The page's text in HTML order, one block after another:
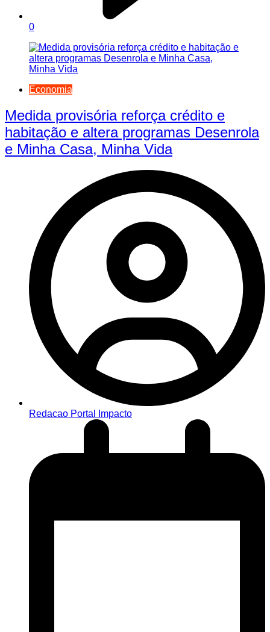
0
Economia
Medida provisória reforça crédito e
habitação e altera programas Desenrola
e Minha Casa, Minha Vida
Redacao Portal Impacto